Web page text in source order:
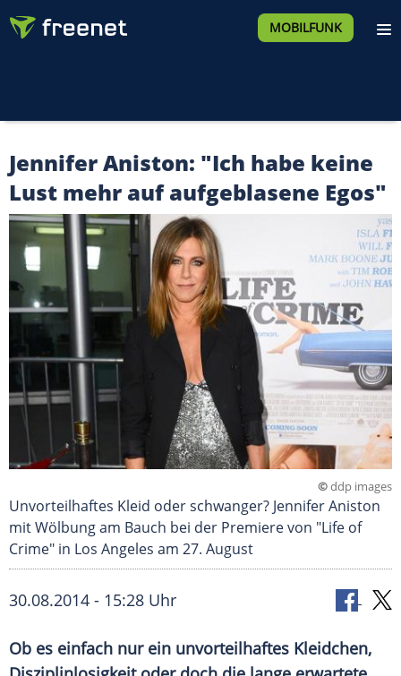
MOBILFUNK
Jennifer Aniston: "Ich habe keine
Lust mehr auf aufgeblasene Egos"
©ddp images
Unvorteilhaftes Kleid oder schwanger? Jennifer Aniston
mit Wölbung am Bauch bei der Premiere von "Life of
Crime" in Los Angeles am 27. August
30.08.2014 - 15:28 Uhr
Ob es einfach nur ein unvorteilhaftes Kleidchen,